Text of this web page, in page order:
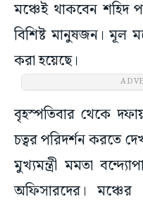
মঞ্চেই থাকবেন শহিদ
বিশিষ্ট মানুষজন। মূল
করা হয়েছে।
বৃহস্পতিবার থেকে
চত্বর পরিদর্শন করতে
মুখ্যমন্ত্রী মমতা
অফিসারদের। মঞ্চের